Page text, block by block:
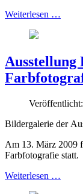
Weiterlesen …
Ausstellung
Bildergalerie der
Am 13. März 2009
Farbfotografie statt.
Weiterlesen …